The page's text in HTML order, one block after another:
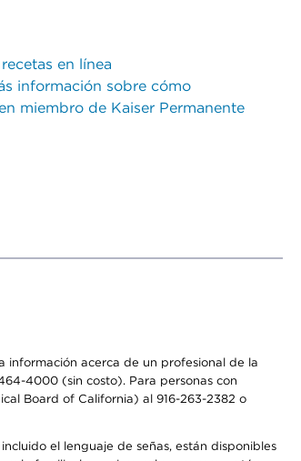
en línea
información sobre cómo
miembro de Kaiser Permanente
información acerca de un profesional de la
4000 (sin costo). Para personas con
Board of California) al 916-263-2382 o
el lenguaje de señas, están disponibles